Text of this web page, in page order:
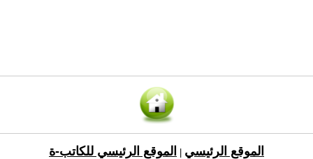
الموقع الرئيسي الموقع الرئيسي للكاتب-ة